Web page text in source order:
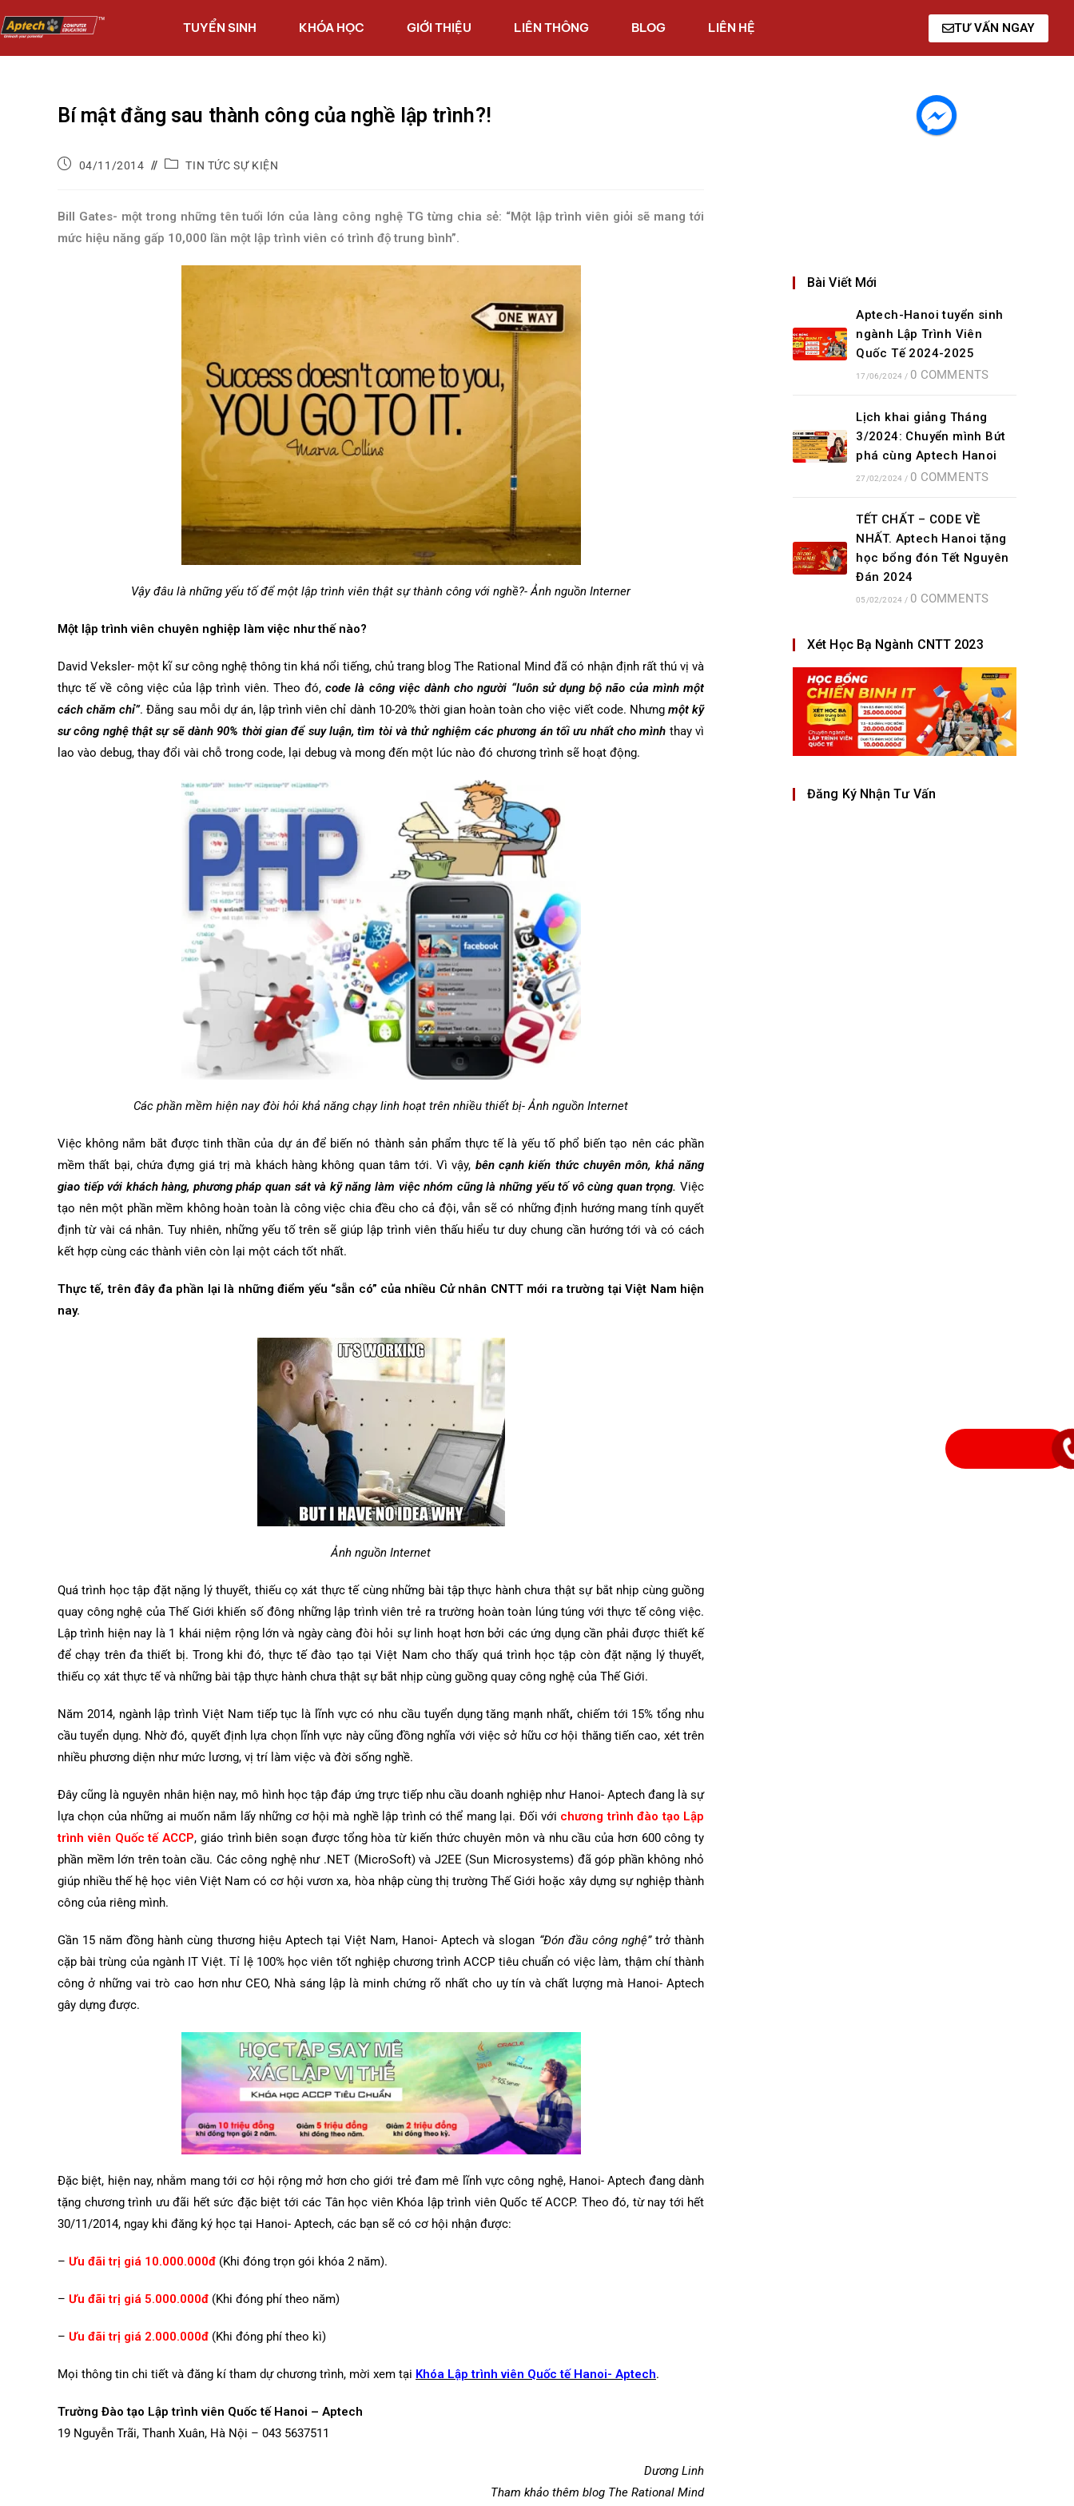
TUYỂN SINH KHÓA HỌC GIỚI THIỆU LIÊN THÔNG BLOG LIÊN HỆ TƯ VẤN NGAY
Bí mật đằng sau thành công của nghề lập trình?!
04/11/2014 TIN TỨC SỰ KIỆN
Bill Gates- một trong những tên tuổi lớn của làng công nghệ TG từng chia sẻ: “Một lập trình viên giỏi sẽ mang tới
mức hiệu năng gấp 10,000 lần một lập trình viên có trình độ trung bình”.
Vậy đâu là những yếu tố để một lập trình viên thật sự thành công với nghề?- Ảnh nguồn Interner
Một lập trình viên chuyên nghiệp làm việc như thế nào?
David Veksler- một kĩ sư công nghệ thông tin khá nổi tiếng, chủ trang blog The Rational Mind đã có nhận định rất thú vị và
thực tế về công việc của lập trình viên. Theo đó,code là công việc dành cho người “luôn sử dụng bộ não của mình một
cách chăm chỉ”. Đằng sau mỗi dự án, lập trình viên chỉ dành 10-20% thời gian hoàn toàn cho việc viết code. Nhưng một kỹ
sư công nghệ thật sự sẽ dành 90% thời gian để suy luận, tìm tòi và thử nghiệm các phương án tối ưu nhất cho mình thay vì
lao vào debug, thay đổi vài chỗ trong code, lại debug và mong đến một lúc nào đó chương trình sẽ hoạt động.
Các phần mềm hiện nay đòi hỏi khả năng chạy linh hoạt trên nhiều thiết bị- Ảnh nguồn Internet
Việc không nắm bắt được tinh thần của dự án để biến nó thành sản phẩm thực tế là yếu tố phổ biến tạo nên các phần
mềm thất bại, chứa đựng giá trị mà khách hàng không quan tâm tới. Vì vậy, bên cạnh kiến thức chuyên môn, khả năng
giao tiếp với khách hàng, phương pháp quan sát và kỹ năng làm việc nhóm cũng là những yếu tố vô cùng quan trọng. Việc
tạo nên một phần mềm không hoàn toàn là công việc chia đều cho cả đội, vẫn sẽ có những định hướng mang tính quyết
định từ vài cá nhân. Tuy nhiên, những yếu tố trên sẽ giúp lập trình viên thấu hiểu tư duy chung cần hướng tới và có cách
kết hợp cùng các thành viên còn lại một cách tốt nhất.
Thực tế, trên đây đa phần lại là những điểm yếu “sẵn có” của nhiều Cử nhân CNTT mới ra trường tại Việt Nam hiện
nay.
Ảnh nguồn Internet
Quá trình học tập đặt nặng lý thuyết, thiếu cọ xát thực tế cùng những bài tập thực hành chưa thật sự bắt nhịp cùng guồng
quay công nghệ của Thế Giới khiến số đông những lập trình viên trẻ ra trường hoàn toàn lúng túng với thực tế công việc.
Lập trình hiện nay là 1 khái niệm rộng lớn và ngày càng đòi hỏi sự linh hoạt hơn bởi các ứng dụng cần phải được thiết kế
để chạy trên đa thiết bị. Trong khi đó, thực tế đào tạo tại Việt Nam cho thấy quá trình học tập còn đặt nặng lý thuyết,
thiếu cọ xát thực tế và những bài tập thực hành chưa thật sự bắt nhịp cùng guồng quay công nghệ của Thế Giới.
Năm 2014, ngành lập trình Việt Nam tiếp tục là lĩnh vực có nhu cầu tuyển dụng tăng mạnh nhất, chiếm tới 15% tổng nhu
cầu tuyển dụng. Nhờ đó, quyết định lựa chọn lĩnh vực này cũng đồng nghĩa với việc sở hữu cơ hội thăng tiến cao, xét trên
nhiều phương diện như mức lương, vị trí làm việc và đời sống nghề.
Đây cũng là nguyên nhân hiện nay, mô hình học tập đáp ứng trực tiếp nhu cầu doanh nghiệp như Hanoi- Aptech đang là sự
lựa chọn của những ai muốn nắm lấy những cơ hội mà nghề lập trình có thể mang lại. Đối với chương trình đào tạo Lập
trình viên Quốc tế ACCP, giáo trình biên soạn được tổng hòa từ kiến thức chuyên môn và nhu cầu của hơn 600 công ty
phần mềm lớn trên toàn cầu. Các công nghệ như .NET (MicroSoft) và J2EE (Sun Microsystems) đã góp phần không nhỏ
giúp nhiều thế hệ học viên Việt Nam có cơ hội vươn xa, hòa nhập cùng thị trường Thế Giới hoặc xây dựng sự nghiệp thành
công của riêng mình.
Gần 15 năm đồng hành cùng thương hiệu Aptech tại Việt Nam, Hanoi- Aptech và slogan “Đón đầu công nghệ”trở thành
cặp bài trùng của ngành IT Việt. Tỉ lệ 100% học viên tốt nghiệp chương trình ACCP tiêu chuẩn có việc làm, thậm chí thành
công ở những vai trò cao hơn như CEO, Nhà sáng lập là minh chứng rõ nhất cho uy tín và chất lượng mà Hanoi- Aptech
gây dựng được.
Đặc biệt, hiện nay, nhằm mang tới cơ hội rộng mở hơn cho giới trẻ đam mê lĩnh vực công nghệ, Hanoi- Aptech đang dành
tặng chương trình ưu đãi hết sức đặc biệt tới các Tân học viên Khóa lập trình viên Quốc tế ACCP. Theo đó, từ nay tới hết
30/11/2014, ngay khi đăng ký học tại Hanoi- Aptech, các bạn sẽ có cơ hội nhận được:
– Ưu đãi trị giá 10.000.000đ (Khi đóng trọn gói khóa 2 năm).
– Ưu đãi trị giá 5.000.000đ (Khi đóng phí theo năm)
– Ưu đãi trị giá 2.000.000đ (Khi đóng phí theo kì)
Mọi thông tin chi tiết và đăng kí tham dự chương trình, mời xem tại Khóa Lập trình viên Quốc tế Hanoi- Aptech.
Trường Đào tạo Lập trình viên Quốc tế Hanoi – Aptech
19 Nguyễn Trãi, Thanh Xuân, Hà Nội – 043 5637511
Dương Linh
Tham khảo thêm blog The Rational Mind
Bài Viết Mới
Aptech-Hanoi tuyển sinh
ngành Lập Trình Viên
Quốc Tế 2024-2025
17/06/2024 / 0 COMMENTS
Lịch khai giảng Tháng
3/2024: Chuyển mình Bứt
phá cùng Aptech Hanoi
27/02/2024 / 0 COMMENTS
TẾT CHẤT – CODE VỀ
NHẤT. Aptech Hanoi tặng
học bổng đón Tết Nguyên
Đán 2024
05/02/2024 / 0 COMMENTS
Xét Học Bạ Ngành CNTT 2023
Đăng Ký Nhận Tư Vấn